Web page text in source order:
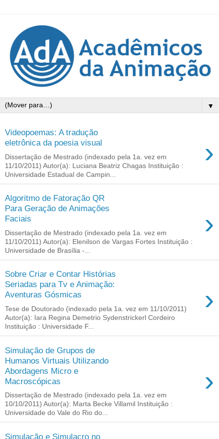
▼
Videopoemas: A tradução
eletrônica da poesia visual
›
Dissertação de Mestrado (indexado pela 1a. vez em
11/10/2011) Autor(a): Luciana Beatriz Chagas Instituição :
Universidade Estadual de Campin...
Algoritmo de Fatoração QR
Para Geração de Animações
Faciais
›
Dissertação de Mestrado (indexado pela 1a. vez em
11/10/2011) Autor(a): Elenilson de Vargas Fortes Instituição :
Universidade de Brasília -...
Sobre Criar e Contar Histórias
Seriadas para Tv e Animação:
Aventuras Gósmicas
›
Tese de Doutorado (indexado pela 1a. vez em 11/10/2011)
Autor(a): Iara Regina Demetrio Sydenstrickerl Cordeiro
Instituição : Universidade F...
Simulação de Grupos de
Humanos Virtuais Utilizando
Abordagens Micro e
Macroscópicas
›
Dissertação de Mestrado (indexado pela 1a. vez em
10/10/2011) Autor(a): Marta Becke Villamil Instituição :
Universidade do Vale do Rio do...
Simulação e Simulacro no